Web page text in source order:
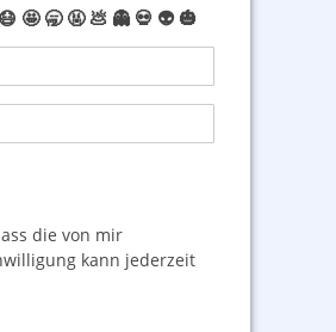
😷 🤩 🥱 🤬 💩 👻 💀 👽 🎃
die von mir
kann jederzeit